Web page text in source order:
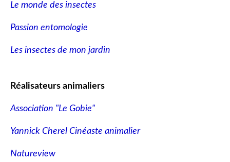
Le monde des insectes
Passion entomologie
Les insectes de mon jardin
Réalisateurs animaliers
Association "Le Gobie"
Yannick Cherel Cinéaste animalier
Natureview